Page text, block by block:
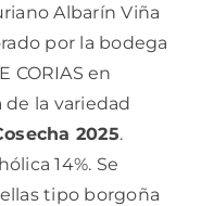
Albarín Viña
por la bodega
CORIAS en
la variedad
2025.
14%. Se
tipo borgoña